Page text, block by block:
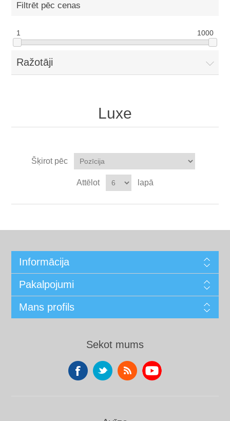
Filtrēt pēc cenas
1 1000
Ražotāji
Luxe
Šķirot pēc
Attēlot lapā
Informācija
Pakalpojumi
Mans profils
Sekot mums